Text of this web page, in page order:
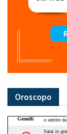
Oroscopo